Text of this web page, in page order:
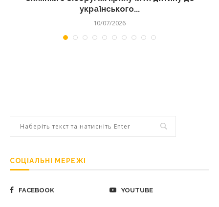
українського...
10/07/2026
СОЦІАЛЬНІ МЕРЕЖІ
FACEBOOK YOUTUBE